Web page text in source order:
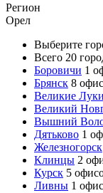
Регион
Орел
Выберите
Всего 20
Боровичи 1
Брянск 8
Великие Луки
Великий
Вышний
Дятьково 1
Железногорск
Клинцы 2
Курск 5
Ливны 1 офис